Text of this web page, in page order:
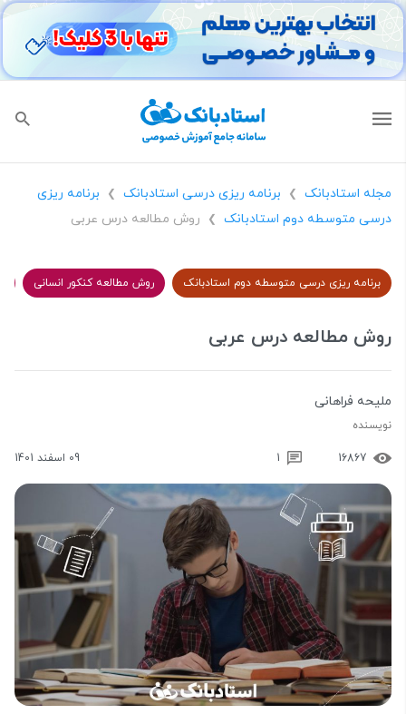
مجله استادبانک ❯ برنامه ریزی درسی استادبانک ❯
برنامه ریزی
درسی متوسطه دوم استادبانک
❯ روش مطالعه درس عربی
برنامه ریزی درسی متوسطه دوم استادبانک روش مطالعه کنکور انسانی
روش مطالعه درس عربی
ملیحه فراهانی
نویسنده
16867
1 09 اسفند 1401